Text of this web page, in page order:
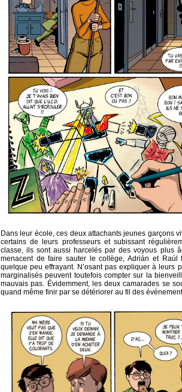
Dans leur école, ces deux attachants jeunes garçons
certains de leurs professeurs et subissant
classe, ils sont aussi harcelés par des voyous plus
menacent de faire sauter le collège, Adrián et
quelque peu effrayant. N’osant pas expliquer à leurs
marginalisés peuvent toutefois compter sur la
mauvais pas. Évidemment, les deux camarades se
quand même finir par se détériorer au fil des